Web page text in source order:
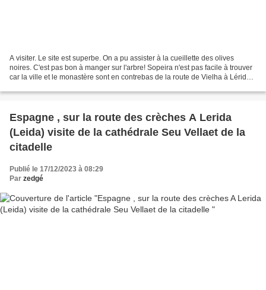
A visiter. Le site est superbe. On a pu assister à la cueillette des olives
noires. C'est pas bon à manger sur l'arbre! Sopeira n'est pas facile à trouver
car la ville et le monastère sont en contrebas de la route de Vielha à Lérida.
Espagne , sur la route des crèches A Lerida
(Leida) visite de la cathédrale Seu Vellaet de la
citadelle
Publié le 17/12/2023 à 08:29
Par zedgé